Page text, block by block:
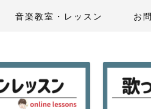
音楽教室・レッスン お